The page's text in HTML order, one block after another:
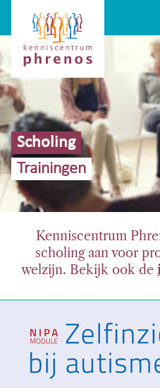
Kenniscentrum
Phrenos
website
Scholing
Trainingen
Kenniscentrum
scholing aan voor
welzijn. Bekijk ook de